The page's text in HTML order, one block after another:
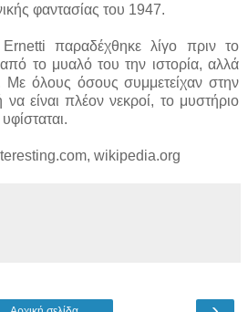
φαντασίας του 1947.
παραδέχθηκε λίγο πριν το
το μυαλό του την ιστορία, αλλά
Με όλους όσους συμμετείχαν στην
να είναι πλέον νεκροί, το μυστήριο
wikipedia.org